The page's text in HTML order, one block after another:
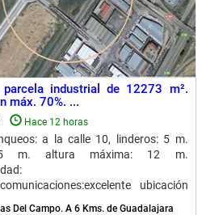
parcela industrial de 12273 m².
máx. 70%. ...
Hace 12 horas
a la calle 10, linderos: 5 m.
m. altura máxima: 12 m.
ubicación
Del Campo. A 6 Kms. de Guadalajara